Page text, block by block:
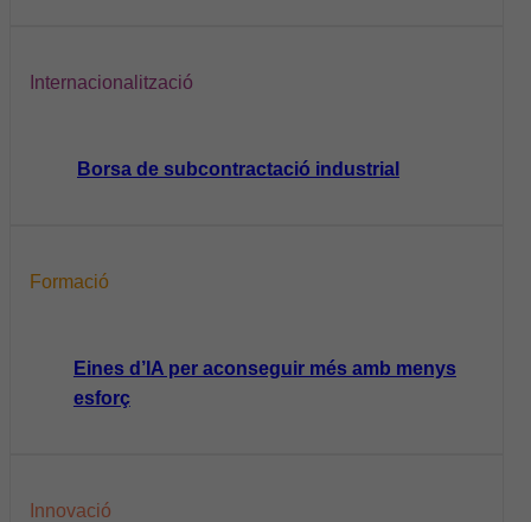
Internacionalització
Borsa de subcontractació industrial
Formació
Eines d’IA per aconseguir més amb menys
esforç
Innovació